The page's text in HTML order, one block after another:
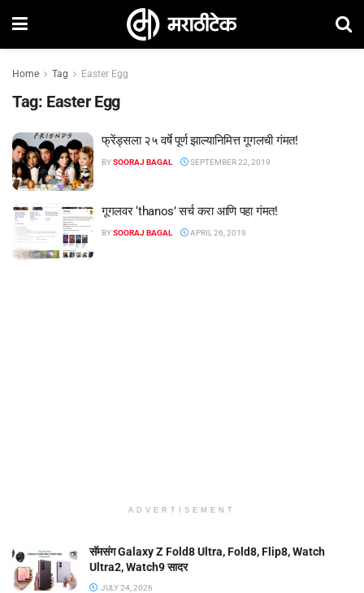
Home Tag Easter Egg
Tag: Easter Egg
फ्रेंड्सला २५ वर्षे पूर्ण झाल्यानिमित्त गूगलची गंमत!
BYSOORAJ BAGAL SEPTEMBER 22, 2019
गूगलवर ‘thanos’ सर्च करा आणि पहा गंमत!
BYSOORAJ BAGAL APRIL 26, 2019
ADVERTISEMENT
सॅमसंग Galaxy Z Fold8 Ultra, Fold8, Flip8, Watch
Ultra2, Watch9 सादर
JULY 24, 2026